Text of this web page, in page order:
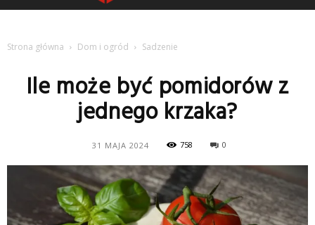
Strona główna Dom i ogród Sadzenie
Ile może być pomidorów z
jednego krzaka?
31 MAJA 2024 758 0